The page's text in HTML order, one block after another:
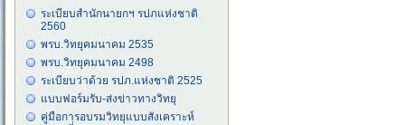
ระเบียบสำนักนายกฯ รปภแห่งชาติ
2560
พรบ.วิทยุคมนาคม 2535
พรบ.วิทยุคมนาคม 2498
ระเบียบว่าด้วย รปภ.แห่งชาติ 2525
แบบฟอร์มรับ-ส่งข่าวทางวิทยุ
คู่มือการอบรมวิทยุแบบสังเคราะห์